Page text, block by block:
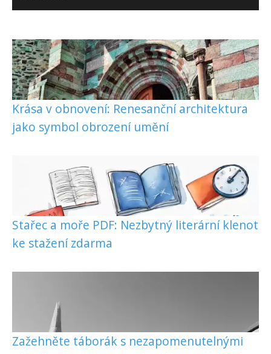
Krása v obnovení: Renesanční architektura
jako symbol obrození umění
Stařec a moře PDF: Nezbytný literární klenot
ke stažení zdarma
Zažehněte táborák s nezapomenutelnými